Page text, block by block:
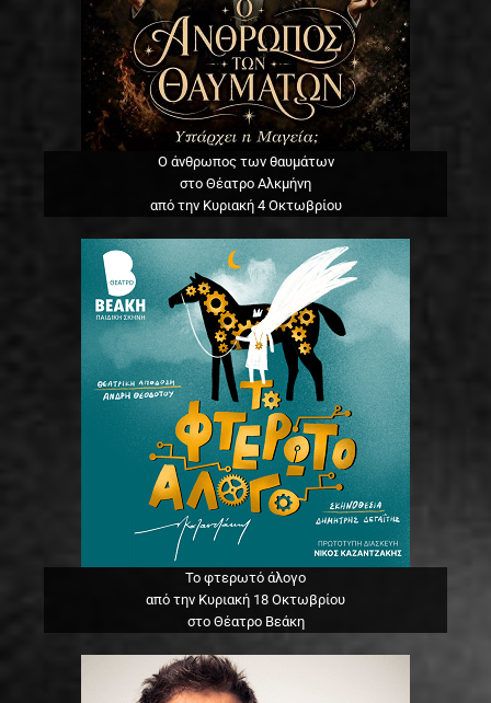
Ο άνθρωπος των θαυμάτων
στο Θέατρο Αλκμήνη
από την Κυριακή 4 Οκτωβρίου
Το φτερωτό άλογο
από την Κυριακή 18 Οκτωβρίου
στο Θέατρο Βεάκη